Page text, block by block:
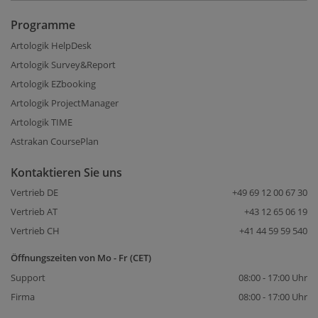
Programme
Artologik HelpDesk
Artologik Survey&Report
Artologik EZbooking
Artologik ProjectManager
Artologik TIME
Astrakan CoursePlan
Kontaktieren Sie uns
Vertrieb DE
+49 69 12 00 67 30
Vertrieb AT
+43 12 65 06 19
Vertrieb CH
+41 44 59 59 540
Öffnungszeiten von Mo - Fr (CET)
Support
08:00 - 17:00 Uhr
Firma
08:00 - 17:00 Uhr